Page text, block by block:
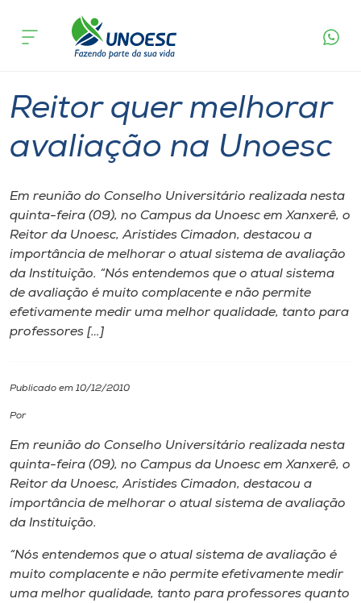
Cursos
Portal de Ensino
A
Diplomados
Cultura
Biblioteca
acontece
Reitor quer melhorar
avaliação na Unoesc
Em reunião do Conselho Universitário realizada nesta
quinta-feira (09), no Campus da Unoesc em Xanxerê, o
Reitor da Unoesc, Aristides Cimadon, destacou a
importância de melhorar o atual sistema de avaliação
da Instituição. “Nós entendemos que o atual sistema
de avaliação é muito complacente e não permite
efetivamente medir uma melhor qualidade, tanto para
professores […]
Publicado em 10/12/2010
Por
Em reunião do Conselho Universitário realizada nesta
quinta-feira (09), no Campus da Unoesc em Xanxerê, o
Reitor da Unoesc, Aristides Cimadon, destacou a
importância de melhorar o atual sistema de avaliação
da Instituição.
“Nós entendemos que o atual sistema de avaliação é
muito complacente e não permite efetivamente medir
uma melhor qualidade, tanto para professores quanto